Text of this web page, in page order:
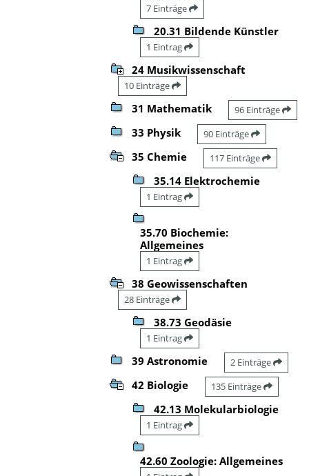
7 Einträge
20.31 Bildende Künstler
1 Eintrag
24 Musikwissenschaft
10 Einträge
31 Mathematik 96 Einträge
33 Physik 90 Einträge
35 Chemie 117 Einträge
35.14 Elektrochemie
1 Eintrag
35.70 Biochemie:
Allgemeines
1 Eintrag
38 Geowissenschaften
28 Einträge
38.73 Geodäsie
1 Eintrag
39 Astronomie 2 Einträge
42 Biologie 135 Einträge
42.13 Molekularbiologie
1 Eintrag
42.60 Zoologie: Allgemeines